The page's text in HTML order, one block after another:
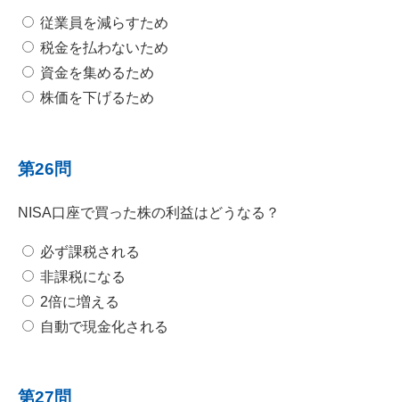
従業員を減らすため
税金を払わないため
資金を集めるため
株価を下げるため
第26問
NISA口座で買った株の利益はどうなる？
必ず課税される
非課税になる
2倍に増える
自動で現金化される
第27問